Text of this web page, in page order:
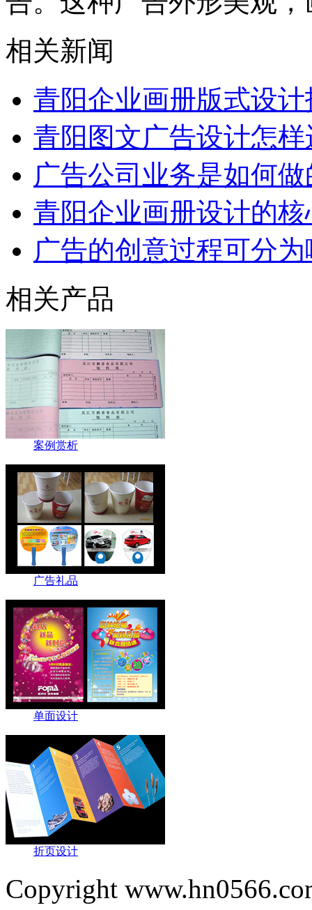
相关新闻
青阳企业画册版式设计
青阳图文广告设计怎
广告公司业务是如何做
青阳企业画册设计的
广告的创意过程可分
相关产品
案例赏析
广告礼品
单面设计
折页设计
Copyright